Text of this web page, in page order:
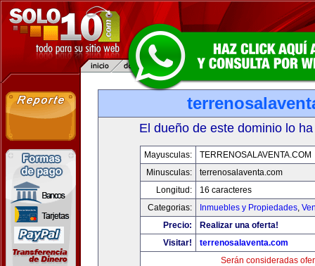
El dueño de este dominio lo
Mayusculas:
TERRENOSALAVENTA.COM
Minusculas:
terrenosalaventa.com
Longitud:
16 caracteres
Categorias:
Inmuebles y Propiedades,
Precio:
Realizar una oferta!
Visitar!
terrenosalaventa.com
Serán consideradas